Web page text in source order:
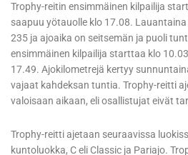
Trophy-reitin ensimmäinen kilpailija
saapuu yötauolle klo 17.08.
235 ja ajoaika on seitsemän ja puoli
ensimmäinen kilpailija starttaa klo
17.49. Ajokilometrejä kertyy
vajaat kahdeksan tuntia. Trophy-reitti
valoisaan aikaan, eli osallistujat eivät
Trophy-reitti ajetaan seuraavissa
kuntoluokka, C eli Classic ja Pariajo.